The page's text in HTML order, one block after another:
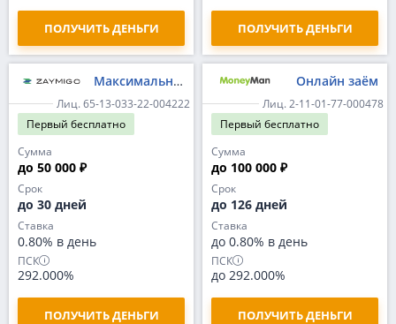
ПОЛУЧИТЬ ДЕНЬГИ ПОЛУЧИТЬ ДЕНЬГИ
Максимальный
Лиц. 65-13-033-22-004222
Первый бесплатно
Сумма
до 50 000 ₽
Срок
до 30 дней
Ставка
0.80% в день
ПСК
292.000%
ПОЛУЧИТЬ ДЕНЬГИ
Онлайн заём
Лиц. 2-11-01-77-000478
Первый бесплатно
Сумма
до 100 000 ₽
Срок
до 126 дней
Ставка
до 0.80% в день
ПСК
до 292.000%
ПОЛУЧИТЬ ДЕНЬГИ